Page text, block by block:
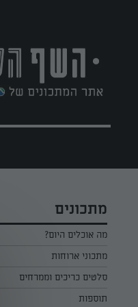
מתכונים
מה אוכלים היום?
מתכוני ארוחות
ארוחת בוקר
ארוחת צהריים
סלטים כריכים וממרחים
כל הסלטים כריכים וממרחים
תוספות